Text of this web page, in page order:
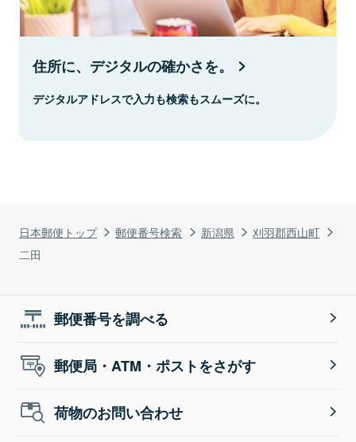
日本郵便トップ 郵便番号検索 新潟県
刈羽郡西山町
二田
住所に、デジタルの確かさを。
デジタルアドレスで入力も検索もスムーズに。
郵便番号を調べる
郵便局・ATM・ポストをさがす
荷物のお問い合わせ